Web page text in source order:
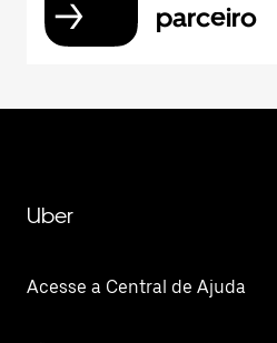
parceiro
Uber
Acesse a Central de Ajuda